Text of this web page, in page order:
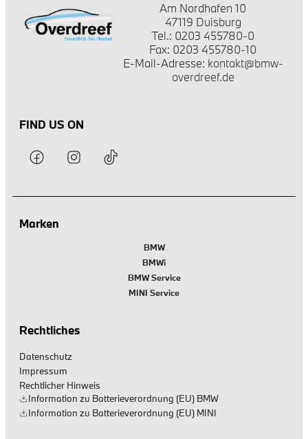
Am Nordhafen 10
47119 Duisburg
Tel.: 0203 455780-0
Fax: 0203 455780-10
E-Mail-Adresse: kontakt@bmw-
overdreef.de
FIND US ON
Marken
BMW
BMWi
BMW Service
MINI Service
Rechtliches
Datenschutz
Impressum
Rechtlicher Hinweis
Information zu Batterieverordnung (EU) BMW
Information zu Batterieverordnung (EU) MINI